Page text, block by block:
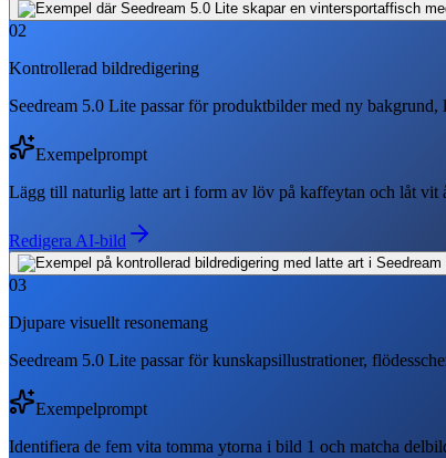
02
Kontrollerad bildredigering
Seedream 5.0 Lite passar för produktbilder med ny
Exempelprompt
Lägg till naturlig latte art i form av löv på kaffeytan och låt vit
Redigera AI-bild
03
Djupare visuellt resonemang
Seedream 5.0 Lite passar för kunskapsillustrationer,
Exempelprompt
Identifiera de fem vita tomma ytorna i bild 1 och matcha